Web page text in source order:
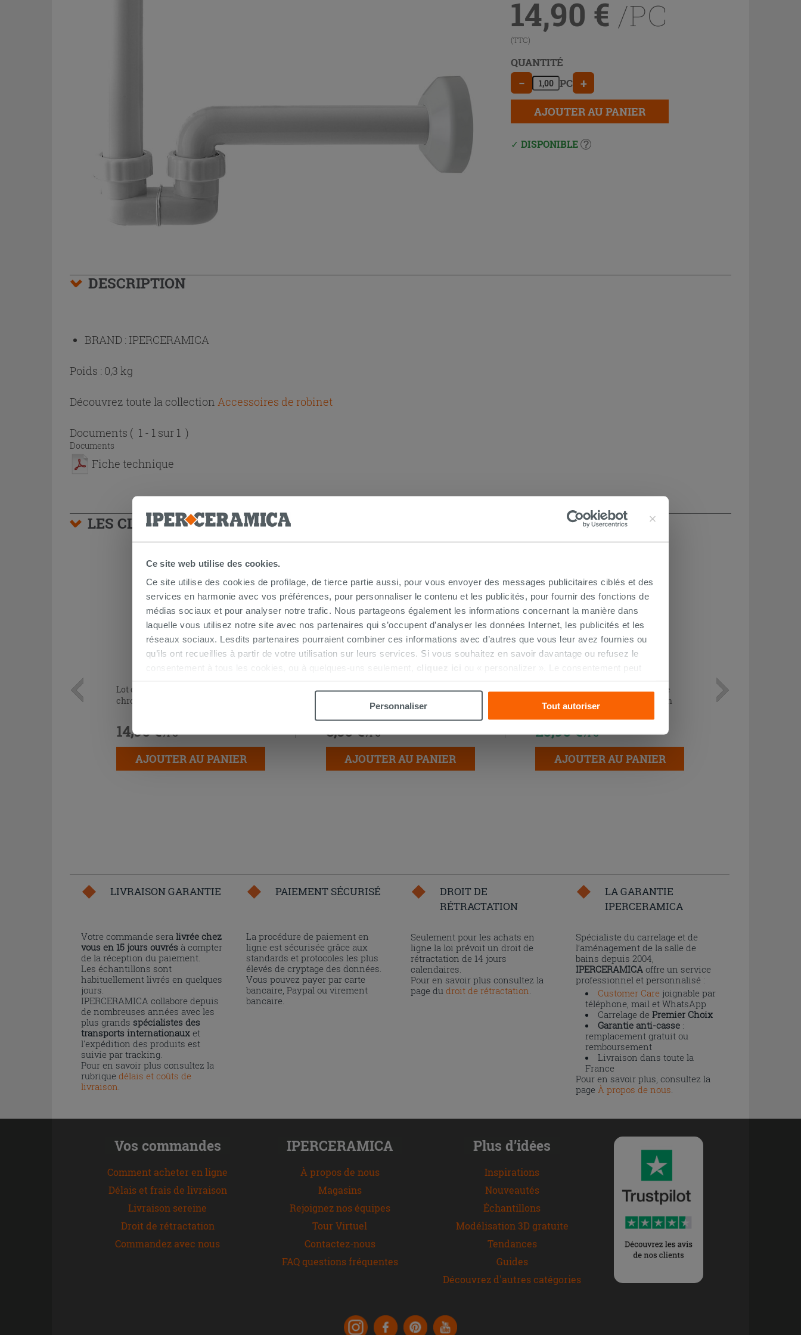
Ce site web utilise des cookies.
Ce site utilise des cookies de profilage, de tierce partie aussi, pour vous envoyer des messages publicitaires ciblés et des
services en harmonie avec vos préférences, pour personnaliser le contenu et les publicités, pour fournir des fonctions de
médias sociaux et pour analyser notre trafic. Nous partageons également les informations concernant la manière dans
laquelle vous utilisez notre site avec nos partenaires qui s’occupent d’analyser les données Internet, les publicités et les
réseaux sociaux. Lesdits partenaires pourraient combiner ces informations avec d’autres que vous leur avez fournies ou
qu’ils ont recueillies à partir de votre utilisation sur leurs services. Si vous souhaitez en savoir davantage ou refusez le
consentement à tous les cookies, ou à quelques-uns seulement,
cliquez ici ou « personalizer ». Le consentement peut
Personnaliser
Tout autoriser
14,90 € /PC
(TTC)
QUANTITÉ
− PC +
AJOUTER AU PANIER
DISPONIBLE
DESCRIPTION
BRAND : IPERCERAMICA
Poids : 0,3 kg
Découvrez toute la collection Accessoires de robinet
Documents ( 1 - 1 sur 1 )
Documents
Fiche technique
LES CLIENTS AYANT ACHETÉ CE PRODUIT ONT ÉGALEMENT ACHETÉ
Lot de 2 coudes sous lavabo 45° laiton
chromé
14,90 € /PC
AJOUTER AU PANIER
Protection acoustique Otval pour
sanitaires adossés au mur
8,50 € /PC
AJOUTER AU PANIER
OUTLET
Bonde de lavabo click clack ronde
universelle avec et sans trop-plein
20,90 € /PC
AJOUTER AU PANIER
LIVRAISON GARANTIE
Votre commande sera livrée chez
vous en 15 jours ouvrés à compter
de la réception du paiement.
Les échantillons sont
habituellement livrés en quelques
jours.
IPERCERAMICA collabore depuis
de nombreuses années avec les
plus grands spécialistes des
transports internationaux et
l'expédition des produits est
suivie par tracking.
Pour en savoir plus consultez la
rubrique délais et coûts de
livraison.
PAIEMENT SÉCURISÉ
La procédure de paiement en
ligne est sécurisée grâce aux
standards et protocoles les plus
élevés de cryptage des données.
Vous pouvez payer par carte
bancaire, Paypal ou virement
bancaire.
DROIT DE
RÉTRACTATION
Seulement pour les achats en
ligne la loi prévoit un droit de
rétractation de 14 jours
calendaires.
Pour en savoir plus consultez la
page dudroit de rétractation.
LA GARANTIE
IPERCERAMICA
Spécialiste du carrelage et de
l’aménagement de la salle de
bains depuis 2004,
IPERCERAMICAoffre un service
professionnel et personnalisé :
Customer Carejoignable par
téléphone, mail et WhatsApp
Carrelage de Premier Choix
Garantie anti-casse:
remplacement gratuit ou
remboursement
Livraison dans toute la
France
Pour en savoir plus, consultez la
page À propos de nous.
Vos commandes
Comment acheter en ligne
Délais et frais de livraison
Livraison sereine
Droit de rétractation
Commandez avec nous
IPERCERAMICA
À propos de nous
Magasins
Rejoignez nos équipes
Tour Virtuel
Contactez-nous
FAQ questions fréquentes
Plus d’idées
Inspirations
Nouveautés
Échantillons
Modélisation 3D gratuite
Tendances
Guides
Découvrez d'autres catégories